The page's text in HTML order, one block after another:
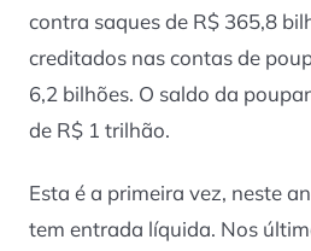
contra saques de R$ 365,8
creditados nas contas de
6,2 bilhões. O saldo da
de R$ 1 trilhão.
Esta é a primeira vez, neste
tem entrada líquida. Nos